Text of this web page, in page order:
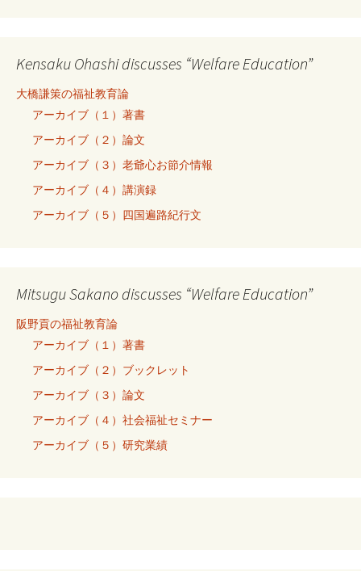
Kensaku Ohashi discusses “Welfare Education”
大橋謙策の福祉教育論
アーカイブ（１）著書
アーカイブ（２）論文
アーカイブ（３）老爺心お節介情報
アーカイブ（４）講演録
アーカイブ（５）四国遍路紀行文
Mitsugu Sakano discusses “Welfare Education”
阪野貢の福祉教育論
アーカイブ（１）著書
アーカイブ（２）ブックレット
アーカイブ（３）論文
アーカイブ（４）社会福祉セミナー
アーカイブ（５）研究業績